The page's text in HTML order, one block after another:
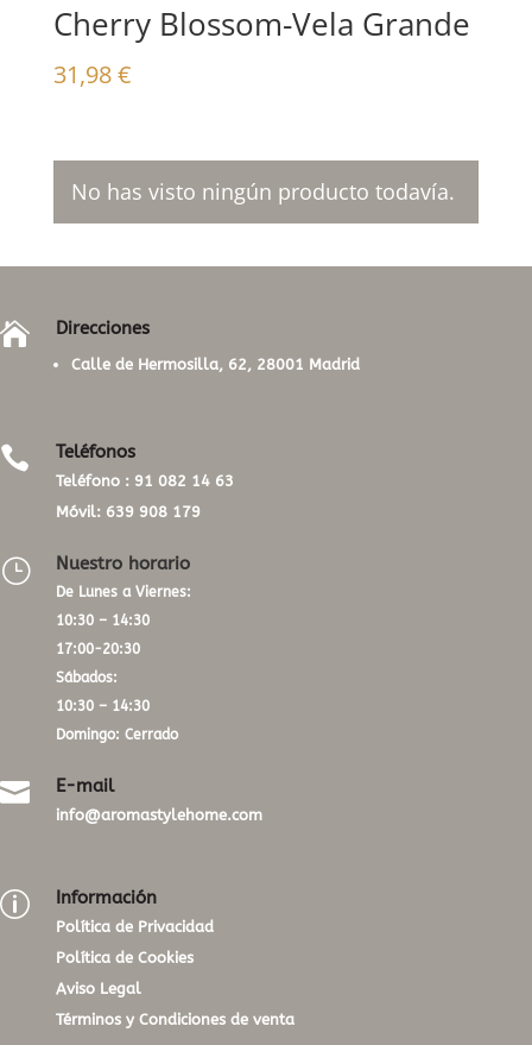
Cherry Blossom-Vela Grande
31,98€
No has visto ningún producto todavía.
 Direcciones
Calle de Hermosilla, 62, 28001 Madrid
 Teléfonos
Teléfono : 91 082 14 63
Móvil: 639 908 179
} Nuestro horario
De Lunes a Viernes:
10:30 – 14:30
17:00-20:30
Sábados:
10:30 – 14:30
Domingo: Cerrado
 E-mail
info@aromastylehome.com
p Información
Política de Privacidad
Política de Cookies
Aviso Legal
Términos y Condiciones de venta